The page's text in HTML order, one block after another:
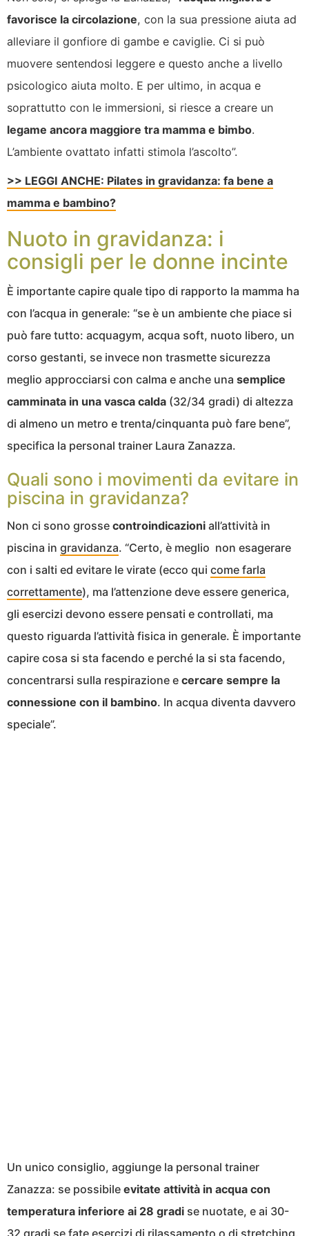
favorisce la circolazione, con la sua pressione aiuta ad
alleviare il gonfiore di gambe e caviglie. Ci si può
muovere sentendosi leggere e questo anche a livello
psicologico aiuta molto. E per ultimo, in acqua e
soprattutto con le immersioni, si riesce a creare un
legame ancora maggiore tra mamma e bimbo.
L’ambiente ovattato infatti stimola l’ascolto”.
>> LEGGI ANCHE: Pilates in gravidanza: fa bene a
mamma e bambino?
Nuoto in gravidanza: i
consigli per le donne incinte
È importante capire quale tipo di rapporto la mamma ha
con l’acqua in generale: “se è un ambiente che piace si
può fare tutto: acquagym, acqua soft, nuoto libero, un
corso gestanti, se invece non trasmette sicurezza
meglio approcciarsi con calma e anche una semplice
camminata in una vasca calda (32/34 gradi) di altezza
di almeno un metro e trenta/cinquanta può fare bene”,
specifica la personal trainer Laura Zanazza.
Quali sono i movimenti da evitare in
piscina in gravidanza?
Non ci sono grosse controindicazioni all’attività in
piscina in gravidanza. “Certo, è meglio non esagerare
con i salti ed evitare le virate (ecco qui come farla
correttamente), ma l’attenzione deve essere generica,
gli esercizi devono essere pensati e controllati, ma
questo riguarda l’attività fisica in generale. È importante
capire cosa si sta facendo e perché la si sta facendo,
concentrarsi sulla respirazione e cercare sempre la
connessione con il bambino. In acqua diventa davvero
speciale”.
Un unico consiglio, aggiunge la personal trainer
Zanazza: se possibile evitate attività in acqua con
temperatura inferiore ai 28 gradi se nuotate, e ai 30-